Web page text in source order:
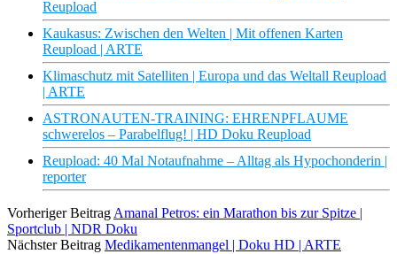
Reupload
Kaukasus: Zwischen den Welten | Mit offenen Karten
Reupload | ARTE
Klimaschutz mit Satelliten | Europa und das Weltall Reupload
| ARTE
ASTRONAUTEN-TRAINING: EHRENPFLAUME
schwerelos – Parabelflug! | HD Doku Reupload
Reupload: 40 Mal Notaufnahme – Alltag als Hypochonderin |
reporter
Vorheriger Beitrag Amanal Petros: ein Marathon bis zur Spitze |
Sportclub | NDR Doku
Nächster Beitrag Medikamentenmangel | Doku HD | ARTE